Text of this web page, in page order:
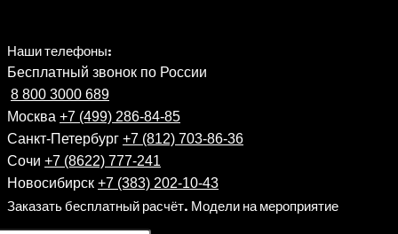
Наши телефоны:
Бесплатный звонок по России
8 800 3000 689
Москва +7 (499) 286-84-85
Санкт-Петербург +7 (812) 703-86-36
Сочи +7 (8622) 777-241
Новосибирск +7 (383) 202-10-43
Заказать бесплатный расчёт. Модели на мероприятие